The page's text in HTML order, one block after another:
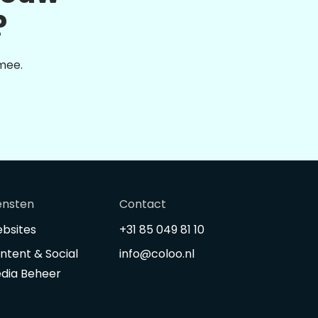
Contact
+31 85 049 81 10
info@coloo.nl
& Social
Beheer